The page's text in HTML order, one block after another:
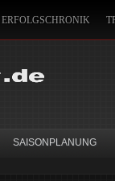
ERFOLGSCHRONIK
SAISONPLANUNG